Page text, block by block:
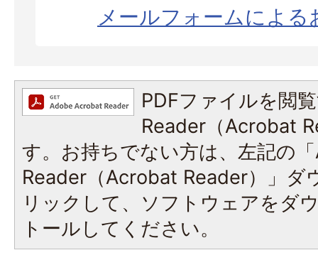
メールフォームによる
PDFファイルを閲
Reader（Acrobat
す。お持ちでない方は、左記の
Reader（Acrobat Reader）」ダ
リックして、ソフトウェアをダ
トールしてください。